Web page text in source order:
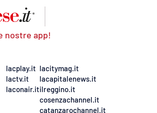
nostre app!
lacplay.it
lactv.it
laconair.it
lacitymag.it
lacapitalenews.it
ilreggino.it
cosenzachannel.it
catanzarochannel.it